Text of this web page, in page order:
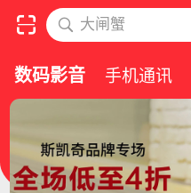
大闸蟹
数码影音 手机通讯